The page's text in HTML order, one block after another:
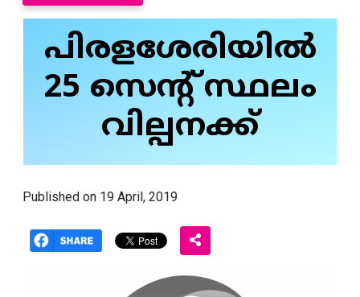
പിരളശേരിയില്‍
25 സെന്റ് സ്ഥലം
വില്പനക്ക്
Published on 19 April, 2019